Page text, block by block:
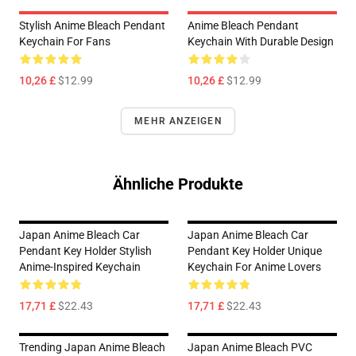
Stylish Anime Bleach Pendant
Keychain For Fans
10,26 £$12.99
Anime Bleach Pendant
Keychain With Durable Design
10,26 £$12.99
MEHR ANZEIGEN
Ähnliche Produkte
Japan Anime Bleach Car
Pendant Key Holder Stylish
Anime-Inspired Keychain
17,71 £$22.43
Japan Anime Bleach Car
Pendant Key Holder Unique
Keychain For Anime Lovers
17,71 £$22.43
Trending Japan Anime Bleach
Japan Anime Bleach PVC